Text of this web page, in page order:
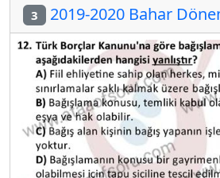
3 2019-2020 Bahar